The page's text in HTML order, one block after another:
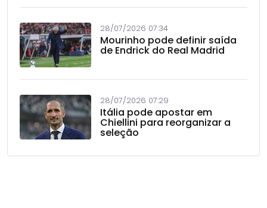
28/07/2026 07:34
Mourinho pode definir saída
de Endrick do Real Madrid
28/07/2026 07:29
Itália pode apostar em
Chiellini para reorganizar a
seleção